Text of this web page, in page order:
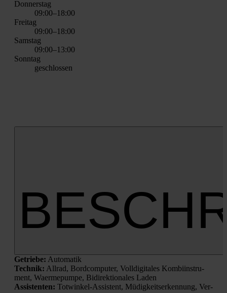
Don­ners­tag
09:00–18:00
Frei­tag
09:00–18:00
Sams­tag
09:00–13:00
Sonn­tag
geschlos­sen
Getrie­be: Auto­ma­tik
Tech­nik: All­rad, Bord­com­pu­ter, Voll­di­gi­ta­les Kom­bi­in­stru­
ment, Waer­me­pum­pe, Bidi­rek­tio­na­les Laden
Assis­ten­ten: Tot­win­kel-Assis­tent, Müdig­keits­er­ken­nung, Ver­